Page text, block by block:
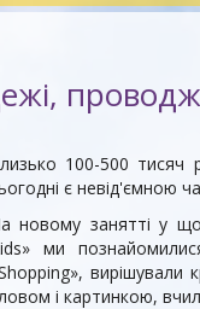
100-500 тисяч
є невід'ємною
новому занятті у
ми
вирішували
і картинкою,